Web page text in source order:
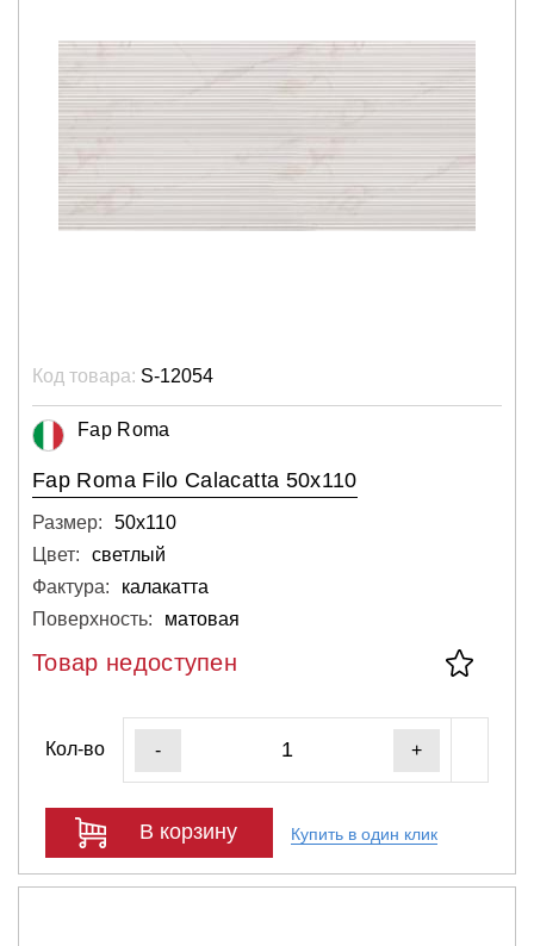
Код товара: S-12054
Fap Roma
Fap Roma Filo Calacatta 50x110
Размер:
50х110
Цвет:
светлый
Фактура:
калакатта
Поверхность:
матовая
Товар недоступен
Кол-во - +
В корзину Купить в один клик